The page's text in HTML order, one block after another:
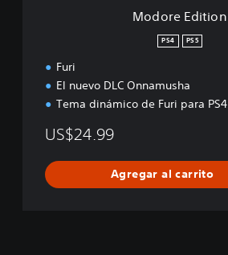
Modore Edition
PS4 PS5
Furi
El nuevo DLC Onnamusha
Tema dinámico de Furi para PS4.
US$24.99
Agregar al carrito